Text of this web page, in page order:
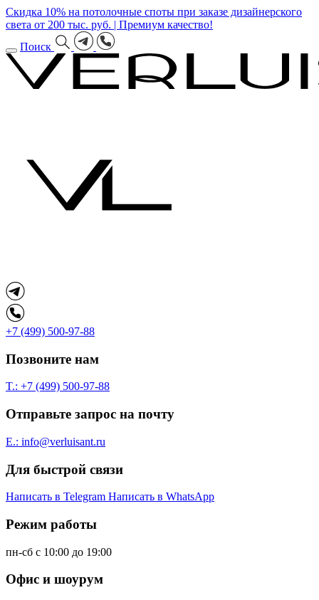
Скидка 10% на потолочные споты при заказе дизайнерского
света от 200 тыс. руб. | Премиум качество!
Поиск
+7 (499) 500-97-88
Позвоните нам
T.: +7 (499) 500-97-88
Отправьте запрос на почту
E.: info@verluisant.ru
Для быстрой связи
Написать в Telegram Написать в WhatsApp
Режим работы
пн-сб с 10:00 до 19:00
Офис и шоурум